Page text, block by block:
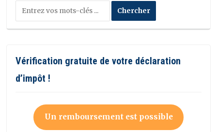
Vérification gratuite de votre déclaration
d’impôt !
Un remboursement est possible